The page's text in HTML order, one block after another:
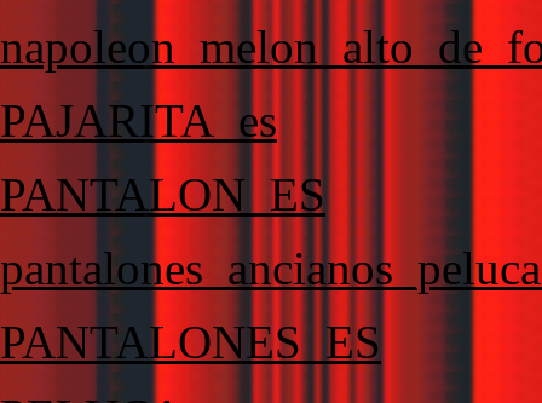
PAJARITA_es
PANTALON_ES
PANTALONES_ES